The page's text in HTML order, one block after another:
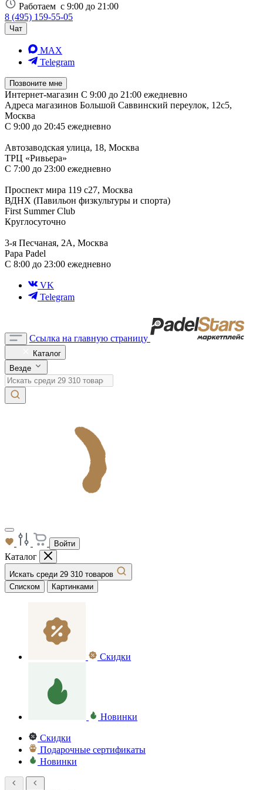
Работаем с 9:00 до 21:00
8 (495) 159-55-05
Чат
MAX
Telegram
Позвоните мне
Интернет-магазин С 9:00 до 21:00 ежедневно
Адреса магазинов Большой Саввинский переулок, 12с5,
Москва
С 9:00 до 20:45 ежедневно
Автозаводская улица, 18, Москва
ТРЦ «Ривьера»
С 7:00 до 23:00 ежедневно
Проспект мира 119 с27, Москва
ВДНХ (Павильон физкультуры и спорта)
First Summer Club
Круглосуточно
3-я Песчаная, 2А, Москва
Papa Padel
С 8:00 до 23:00 ежедневно
VK
Telegram
Ссылка на главную страницу
Каталог
Везде
Войти
Каталог
Искать среди 29 310 товаров
Списком
Картинками
Скидки
Новинки
Скидки
Подарочные сертификаты
Новинки